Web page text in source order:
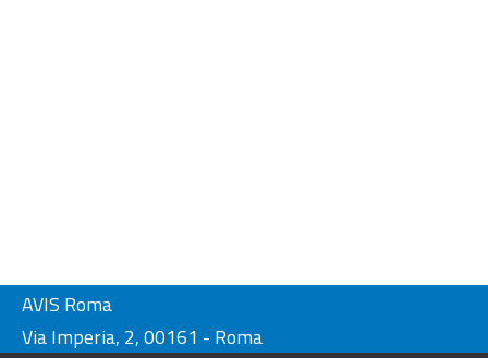
AVIS Roma
Via Imperia, 2, 00161 - Roma